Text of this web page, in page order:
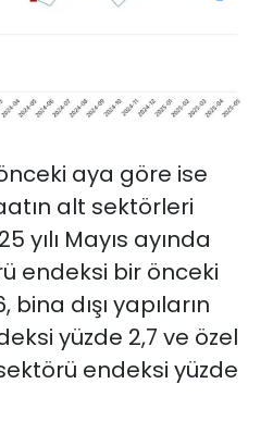
aya göre ise
alt sektörleri
yılı Mayıs ayında
endeksi bir önceki
dışı yapıların
yüzde 2,7 ve özel
endeksi yüzde